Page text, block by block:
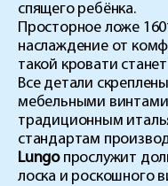
спящего ребёнка.
Просторное ложе
наслаждение от
такой кровати
Все детали
мебельными
традиционным
стандартам
Lungoпрослужит
лоска и роскошного